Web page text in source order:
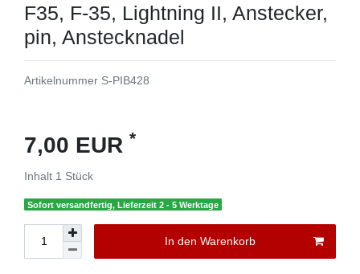
F35, F-35, Lightning II, Anstecker,
pin, Anstecknadel
Artikelnummer S-PIB428
7,00 EUR *
Inhalt 1 Stück
Sofort versandfertig, Lieferzeit 2 - 5 Werktage
In den Warenkorb